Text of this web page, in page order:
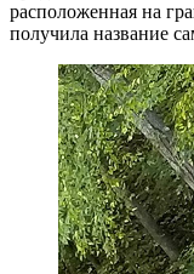
расположенная на
получила название